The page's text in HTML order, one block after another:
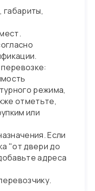
габариты,
режима,
отметьте,
или
Если
"от двери до
адреса